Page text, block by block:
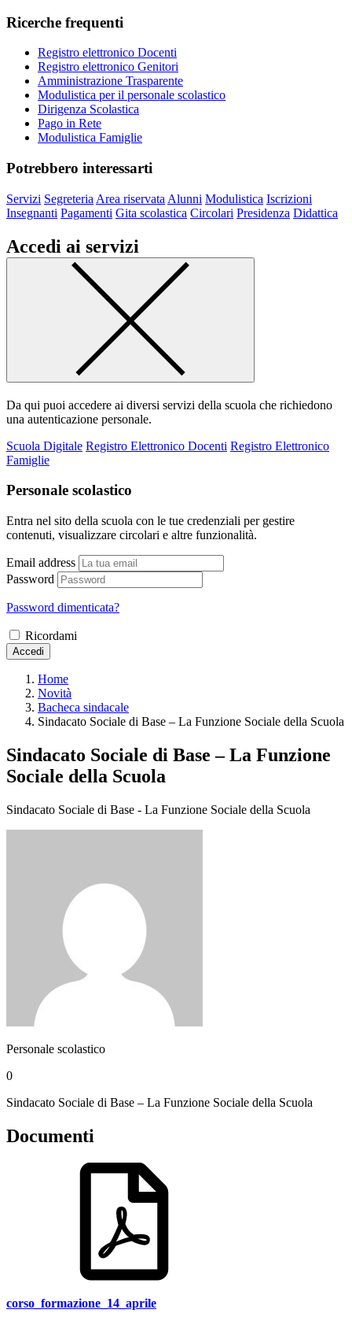
Ricerche frequenti
Registro elettronico Docenti
Registro elettronico Genitori
Amministrazione Trasparente
Modulistica per il personale scolastico
Dirigenza Scolastica
Pago in Rete
Modulistica Famiglie
Potrebbero interessarti
Servizi Segreteria Area riservata Alunni Modulistica Iscrizioni
Insegnanti Pagamenti Gita scolastica Circolari Presidenza Didattica
Accedi ai servizi
Da qui puoi accedere ai diversi servizi della scuola che richiedono
una autenticazione personale.
Scuola Digitale Registro Elettronico Docenti Registro Elettronico
Famiglie
Personale scolastico
Entra nel sito della scuola con le tue credenziali per gestire
contenuti, visualizzare circolari e altre funzionalità.
Email address
Password
Password dimenticata?
Ricordami
Accedi
Home
Novità
Bacheca sindacale
Sindacato Sociale di Base – La Funzione Sociale della Scuola
Sindacato Sociale di Base – La Funzione
Sociale della Scuola
Sindacato Sociale di Base - La Funzione Sociale della Scuola
Personale scolastico
0
Sindacato Sociale di Base – La Funzione Sociale della Scuola
Documenti
corso_formazione_14_aprile